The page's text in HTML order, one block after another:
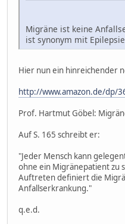
Migräne ist keine
ist synonym mit
Hier nun ein hinreichender
http://www.amazon.de/dp/
Prof. Hartmut Göbel:
Auf S. 165 schreibt er:
"Jeder Mensch kann
ohne ein Migränepatient zu
Auftreten definiert die
Anfallserkrankung."
q.e.d.